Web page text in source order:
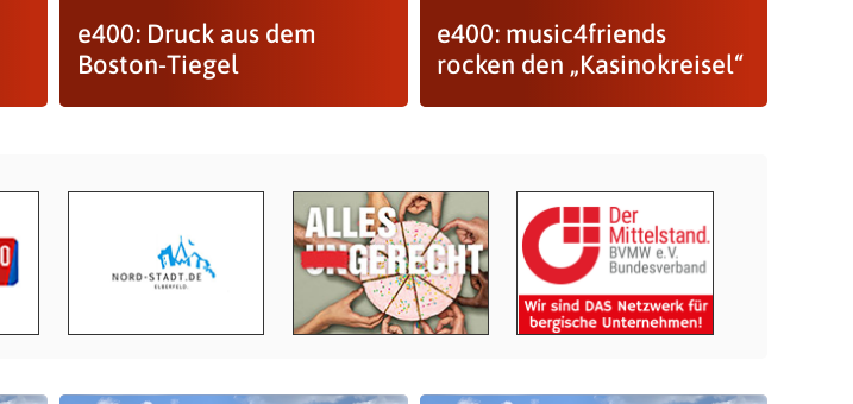
e400: Druck aus dem
Boston-Tiegel
e400: music4friends
rocken den „Kasinokreisel“